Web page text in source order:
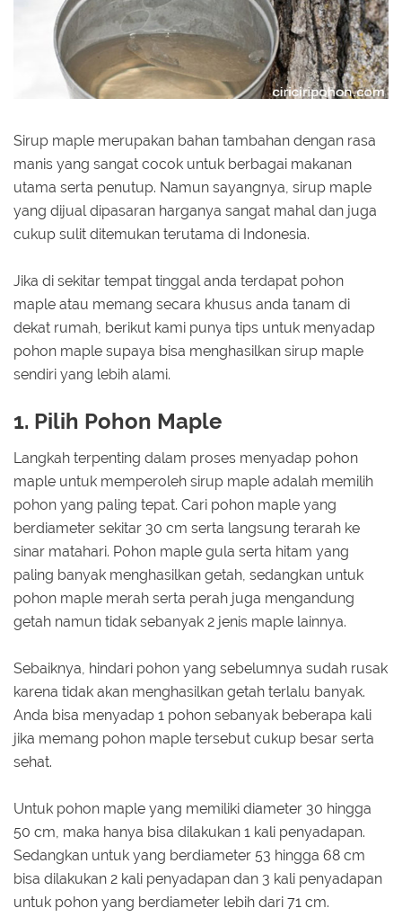
Sirup maple merupakan bahan tambahan dengan rasa
manis yang sangat cocok untuk berbagai makanan
utama serta penutup. Namun sayangnya, sirup maple
yang dijual dipasaran harganya sangat mahal dan juga
cukup sulit ditemukan terutama di Indonesia.
Jika di sekitar tempat tinggal anda terdapat pohon
maple atau memang secara khusus anda tanam di
dekat rumah, berikut kami punya tips untuk menyadap
pohon maple supaya bisa menghasilkan sirup maple
sendiri yang lebih alami.
1. Pilih Pohon Maple
Langkah terpenting dalam proses menyadap pohon
maple untuk memperoleh sirup maple adalah memilih
pohon yang paling tepat. Cari pohon maple yang
berdiameter sekitar 30 cm serta langsung terarah ke
sinar matahari. Pohon maple gula serta hitam yang
paling banyak menghasilkan getah, sedangkan untuk
pohon maple merah serta perah juga mengandung
getah namun tidak sebanyak 2 jenis maple lainnya.
Sebaiknya, hindari pohon yang sebelumnya sudah rusak
karena tidak akan menghasilkan getah terlalu banyak.
Anda bisa menyadap 1 pohon sebanyak beberapa kali
jika memang pohon maple tersebut cukup besar serta
sehat.
Untuk pohon maple yang memiliki diameter 30 hingga
50 cm, maka hanya bisa dilakukan 1 kali penyadapan.
Sedangkan untuk yang berdiameter 53 hingga 68 cm
bisa dilakukan 2 kali penyadapan dan 3 kali penyadapan
untuk pohon yang berdiameter lebih dari 71 cm.